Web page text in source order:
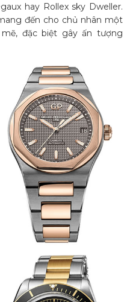
hay Rollex sky Dweller.
đến cho chủ nhân một
đặc biệt gây ấn tượng